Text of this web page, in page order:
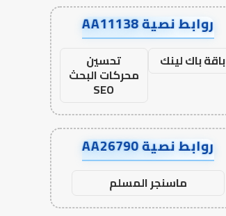
روابط نصية AA11138
باقة باك لينك تحسين
محركات البحث
SEO
روابط نصية AA26790
ماسنجر المسلم